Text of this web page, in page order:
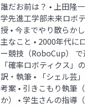
誰だお前は？ • 上田隆
学先進工学部未来ロボ
授 • 今までやり散らか
主なこと • 2000年代に
ー競技（RoboCup） で
「確率ロボティクス」
訳・執筆 • 「シェル芸
考案 • 引きこもり執筆
か） • 学生さんの指導